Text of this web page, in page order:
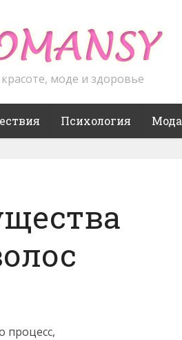
моде и здоровье
Психология Мода
процесс,